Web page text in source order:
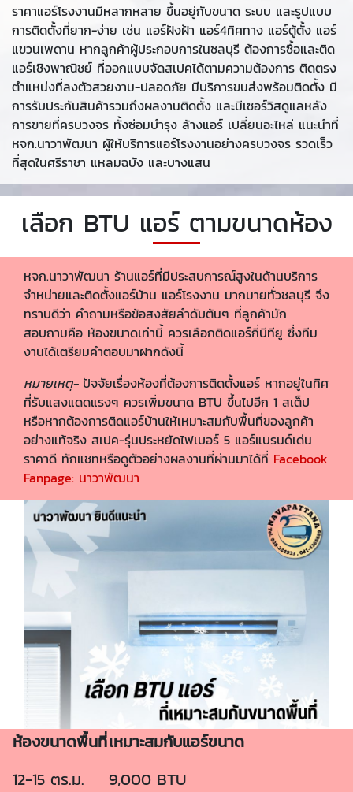
ราคาแอร์โรงงานมีหลากหลาย ขึ้นอยู่กับขนาด ระบบ และรูปแบบ
การติดตั้งที่ยาก-ง่าย เช่น แอร์ฝังฝ้า แอร์4ทิศทาง แอร์ตู้ตั้ง แอร์
แขวนเพดาน หากลูกค้าผู้ประกอบการในชลบุรี ต้องการซื้อและติด
แอร์เชิงพาณิชย์ ที่ออกแบบจัดสเปคได้ตามความต้องการ ติดตรง
ตำแหน่งที่ลงตัวสวยงาม-ปลอดภัย มีบริการขนส่งพร้อมติดตั้ง มี
การรับประกันสินค้ารวมถึงผลงานติดตั้ง และมีเซอร์วิสดูแลหลัง
การขายที่ครบวงจร ทั้งซ่อมบำรุง ล้างแอร์ เปลี่ยนอะไหล่ แนะนำที่
หจก.นาวาพัฒนา ผู้ให้บริการแอร์โรงงานอย่างครบวงจร รวดเร็ว
ที่สุดในศรีราชา แหลมฉบัง และบางแสน
เลือก BTU แอร์ ตามขนาดห้อง
หจก.นาวาพัฒนา ร้านแอร์ที่มีประสบการณ์สูงในด้านบริการ
จำหน่ายและติดตั้งแอร์บ้าน แอร์โรงงาน มากมายทั่วชลบุรี จึง
ทราบดีว่า คำถามหรือข้อสงสัยลำดับต้นๆ ที่ลูกค้ามัก
สอบถามคือ ห้องขนาดเท่านี้ ควรเลือกติดแอร์กี่บีทียู ซึ่งทีม
งานได้เตรียมคำตอบมาฝากดังนี้
หมายเหตุ-ปัจจัยเรื่องห้องที่ต้องการติดตั้งแอร์ หากอยู่ในทิศ
ที่รับแสงแดดแรงๆ ควรเพิ่มขนาด BTU ขึ้นไปอีก 1 สเต็ป
หรือหากต้องการติดแอร์บ้านให้เหมาะสมกับพื้นที่ของลูกค้า
อย่างแท้จริง สเปค-รุ่นประหยัดไฟเบอร์ 5 แอร์แบรนด์เด่น
ราคาดี ทักแชทหรือดูตัวอย่างผลงานที่ผ่านมาได้ที่ Facebook
Fanpage: นาวาพัฒนา
ห้องขนาดพื้นที่เหมาะสมกับแอร์ขนาด
12-15 ตร.ม.
9,000 BTU